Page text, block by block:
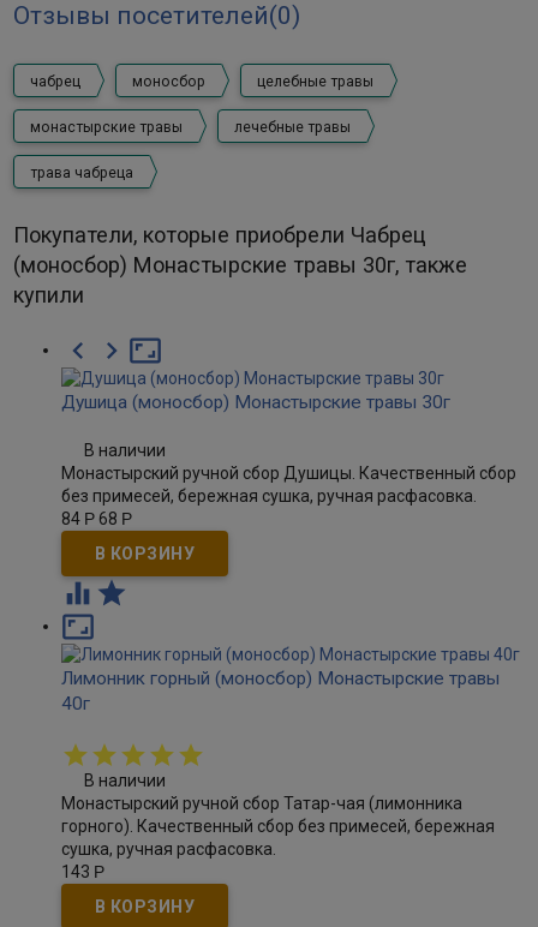
Отзывы посетителей(0)
чабрец моносбор целебные травы
монастырские травы лечебные травы
трава чабреца
Покупатели, которые приобрели Чабрец
(моносбор) Монастырские травы 30г, также
купили
  
Душица (моносбор) Монастырские травы 30г
В наличии
Монастырский ручной сбор Душицы. Качественный сбор
без примесей, бережная сушка, ручная расфасовка.
84 Р 68 Р
 

Лимонник горный (моносбор) Монастырские травы
40г
В наличии
Монастырский ручной сбор Татар-чая (лимонника
горного). Качественный сбор без примесей, бережная
сушка, ручная расфасовка.
143 Р